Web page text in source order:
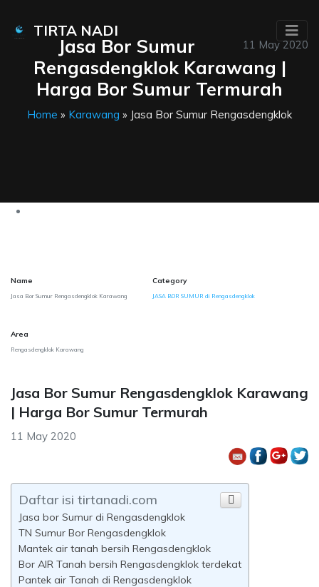
TIRTA NADI
11 May 2020
Jasa Bor Sumur
Rengasdengklok Karawang |
Harga Bor Sumur Termurah
Home » Karawang » Jasa Bor Sumur Rengasdengklok
Name
Jasa Bor Sumur Rengasdengklok Karawang
Category
JASA BOR SUMUR di Rengasdengklok
Area
Rengasdengklok Karawang
Jasa Bor Sumur Rengasdengklok Karawang
| Harga Bor Sumur Termurah
11 May 2020
Daftar isi tirtanadi.com
Jasa bor Sumur di Rengasdengklok
TN Sumur Bor Rengasdengklok
Mantek air tanah bersih Rengasdengklok
Bor AIR Tanah bersih Rengasdengklok terdekat
Pantek air Tanah di Rengasdengklok